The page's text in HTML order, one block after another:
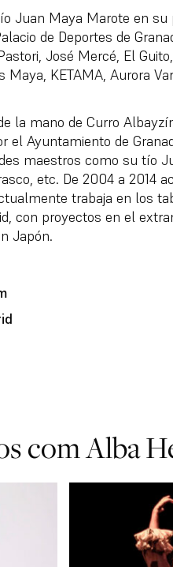
Juan Maya Marote en su
de Deportes de
José Mercé, El
KETAMA, Aurora
la mano de Curro
el Ayuntamiento de
maestros como su tío
etc. De 2004 a 2014
trabaja en los
con proyectos en el
Japón.
com Alba